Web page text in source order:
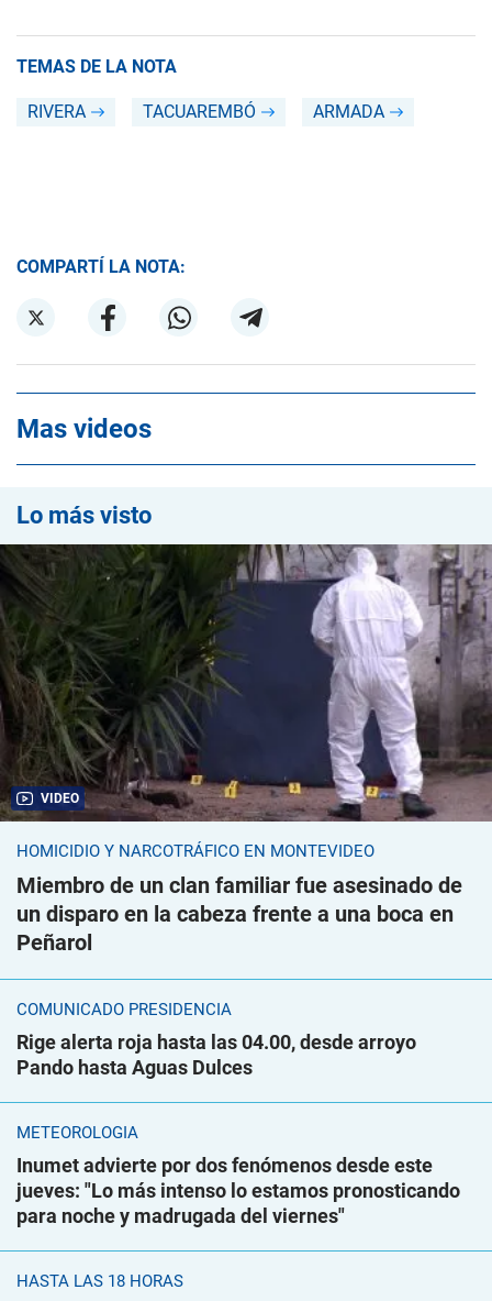
TEMAS DE LA NOTA
RIVERA TACUAREMBÓ ARMADA
COMPARTÍ LA NOTA:
Mas videos
Lo más visto
VIDEO
HOMICIDIO Y NARCOTRÁFICO EN MONTEVIDEO
Miembro de un clan familiar fue asesinado de
un disparo en la cabeza frente a una boca en
Peñarol
COMUNICADO PRESIDENCIA
Rige alerta roja hasta las 04.00, desde arroyo
Pando hasta Aguas Dulces
METEOROLOGÍA
Inumet advierte por dos fenómenos desde este
jueves: "Lo más intenso lo estamos pronosticando
para noche y madrugada del viernes"
HASTA LAS 18 HORAS